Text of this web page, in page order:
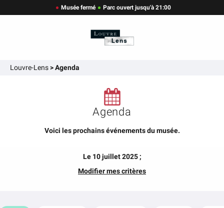
Musée fermé Parc ouvert jusqu'à 21:00
Louvre-Lens>Agenda
Agenda
Voici les prochains événements du musée.
Le 10 juillet 2025 ;
Modifier mes critères